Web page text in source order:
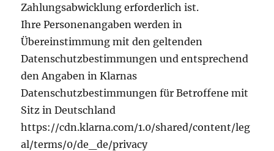
Zahlungsabwicklung erforderlich ist.
Ihre Personenangaben werden in
Übereinstimmung mit den geltenden
Datenschutzbestimmungen und entsprechend
den Angaben in Klarnas
Datenschutzbestimmungen für Betroffene mit
Sitz in Deutschland
https://cdn.klarna.com/1.0/shared/content/leg
al/terms/0/de_de/privacy